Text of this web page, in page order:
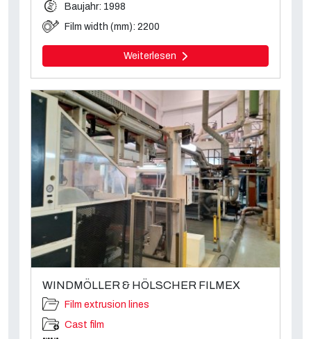
Baujahr: 1998
Film width (mm): 2200
Weiterlesen
WINDMÖLLER & HÖLSCHER FILMEX
Film extrusion lines
Cast film